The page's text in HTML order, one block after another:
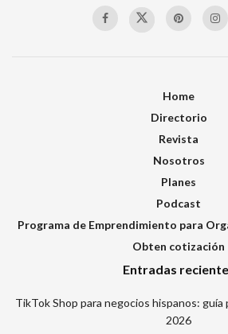
Home
Directorio
Revista
Nosotros
Planes
Podcast
Programa de Emprendimiento para
Obten cotización
Entradas
TikTok Shop para negocios hispanos: guía
2026